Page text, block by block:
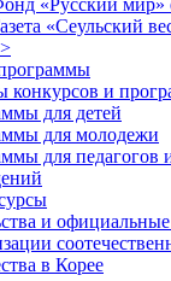
«Русский мир»
«Сеульский
конкурсов и
для детей
для молодежи
для педагогов
и
в Корее